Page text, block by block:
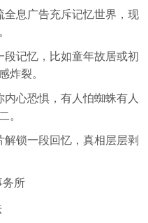
全息广告充斥记忆世界，现
记忆，比如童年故居或初
炸裂。
心恐惧，有人怕蜘蛛有人
。
锁一段回忆，真相层层剥